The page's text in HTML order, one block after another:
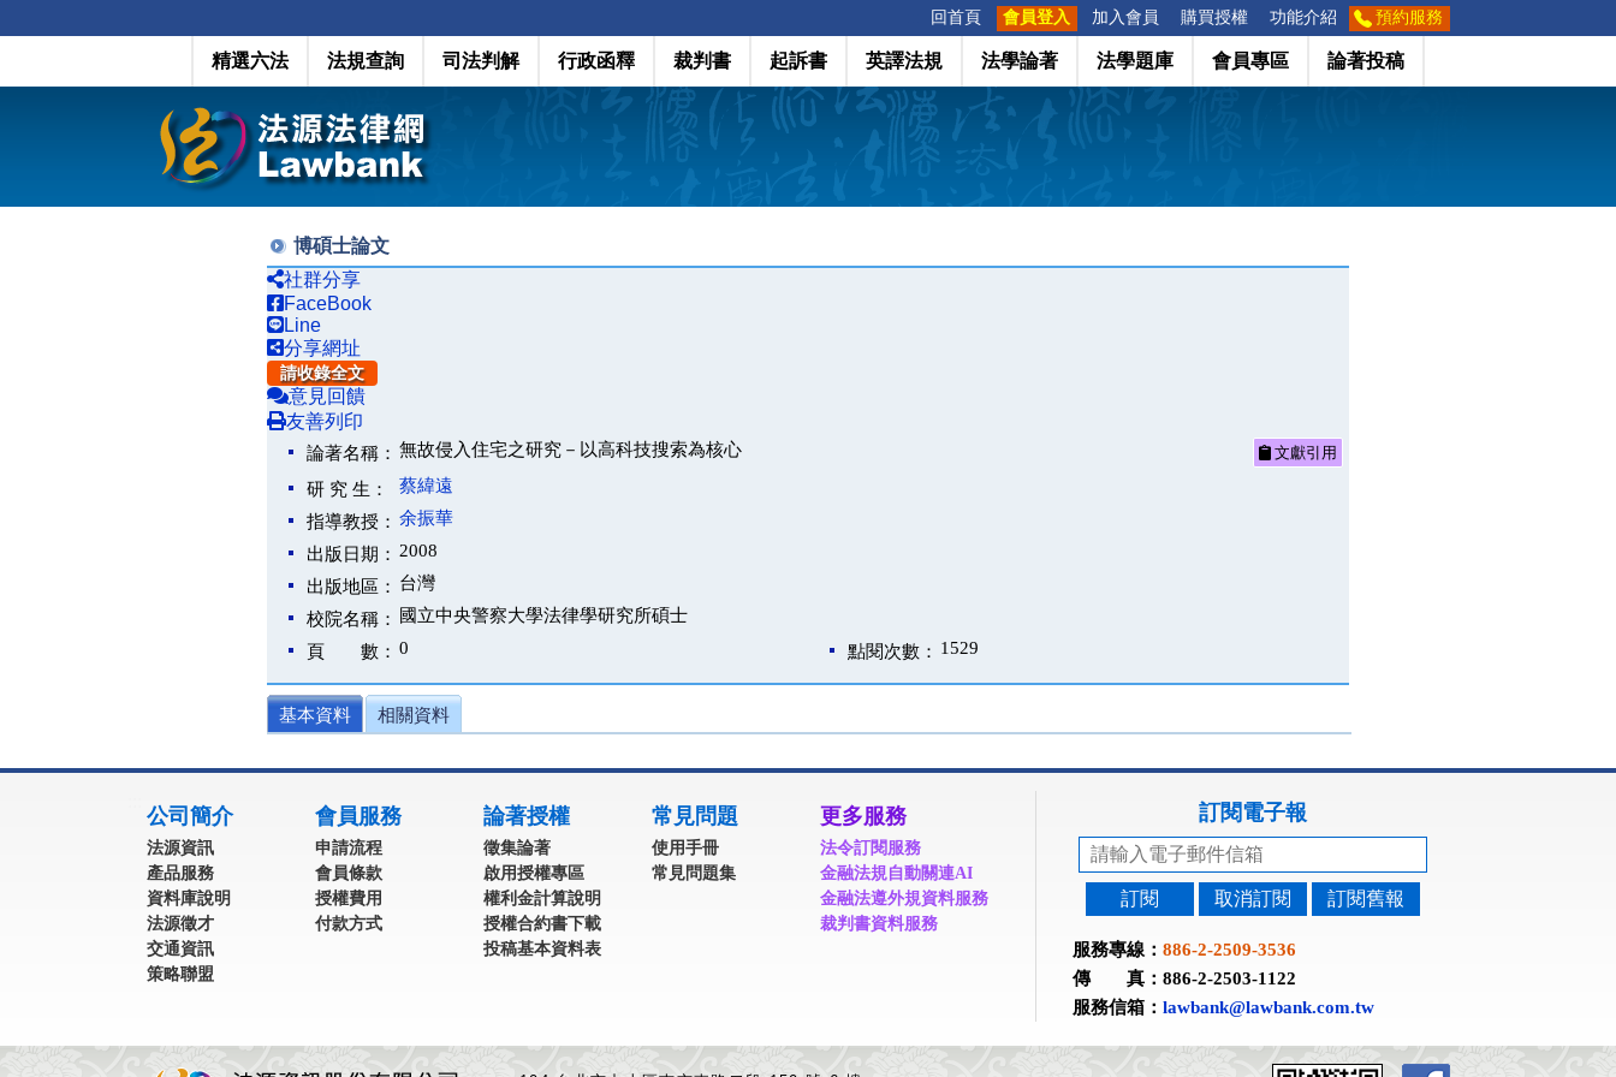
回首頁 會員登入 加入會員 購買授權 功能介紹 預約服務
精選六法 法規查詢 司法判解 行政函釋 裁判書 起訴書 英譯法規 法學論著 法學題庫 會員專區 論著投稿
博碩士論文
社群分享
FaceBook
Line
分享網址
請收錄全文
意見回饋
友善列印
論著名稱： 無故侵入住宅之研究－以高科技搜索為核心 文獻引用
研 究 生：
蔡緯遠
指導教授： 余振華
出版日期： 2008
出版地區： 台灣
校院名稱：
國立中央警察大學法律學研究所碩士
頁 數： 0 點閱次數： 1529
基本資料 相關資料
公司簡介
法源資訊
產品服務
資料庫說明
法源徵才
交通資訊
策略聯盟
會員服務
申請流程
會員條款
授權費用
付款方式
論著授權
徵集論著
啟用授權專區
權利金計算說明
授權合約書下載
投稿基本資料表
常見問題
使用手冊
常見問題集
更多服務
法令訂閱服務
金融法規自動關連AI
金融法遵外規資料服務
裁判書資料服務
訂閱電子報
訂閱 取消訂閱 訂閱舊報
服務專線： 886-2-2509-3536
傳 真：886-2-2503-1122
服務信箱： lawbank@lawbank.com.tw